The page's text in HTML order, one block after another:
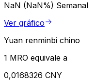
NaN (NaN%) Semanal
Ver gráfico
Yuan renminbi chino
1 MRO equivale a
0,0168326 CNY